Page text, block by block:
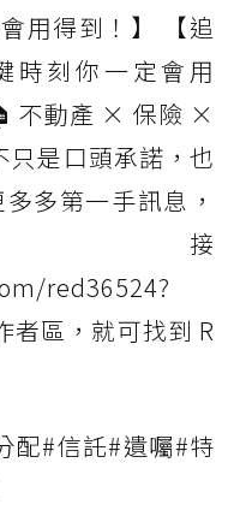
用得到！】 【追
時刻你一定會用
不動產 × 保險 ×
是口頭承諾，也
多第一手訊息，
接
red36524?
區，就可找到 R
配#信託#遺囑#特